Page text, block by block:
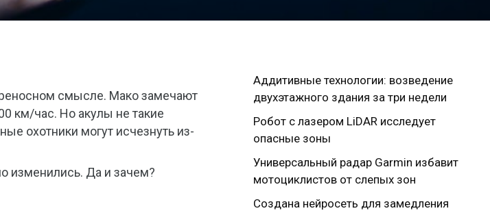
смысле. Мако замечают
км/час. Но акулы не такие
охотники могут исчезнуть из-
изменились. Да и зачем?
Аддитивные технологии: возведение
двухэтажного здания за три недели
Робот с лазером LiDAR исследует
опасные зоны
Универсальный радар Garmin избавит
мотоциклистов от слепых зон
Создана нейросеть для замедления